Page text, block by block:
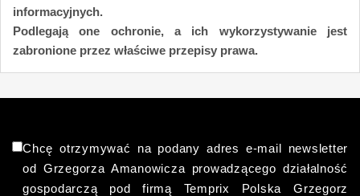
informacyjnych.
Podlegają one ochronie, a ich wykorzystywanie jest
zabronione przez właściwe przepisy prawa.
Chcę otrzymywać na podany adres e-mail newsletter
od Grzegorza Amanowicza prowadzącego działalność
gospodarczą pod firmą Temprix Polska Grzegorz